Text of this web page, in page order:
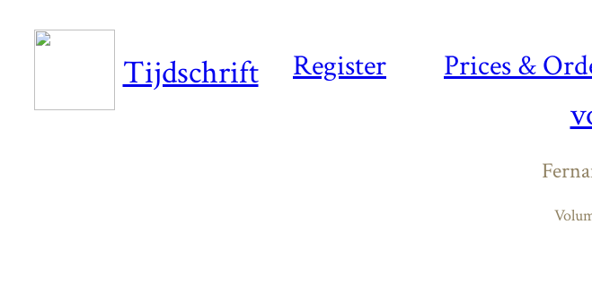
Register Prices &
Tijdschrift